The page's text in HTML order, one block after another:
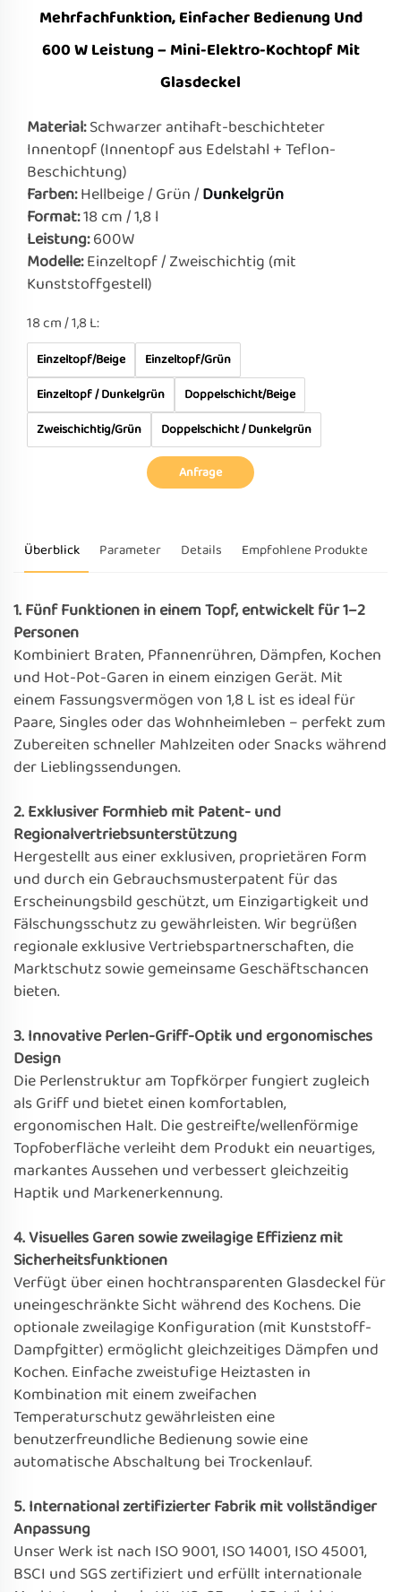
Mehrfachfunktion, Einfacher Bedienung Und
600 W Leistung – Mini-Elektro-Kochtopf Mit
Glasdeckel
Material:Schwarzer antihaft-beschichteter
Innentopf (Innentopf aus Edelstahl + Teflon-
Beschichtung)
Farben:Hellbeige / Grün /Dunkelgrün
Format:18 cm / 1,8 l
Leistung:600W
Modelle:Einzeltopf / Zweischichtig (mit
Kunststoffgestell)
18 cm / 1,8 L:
Einzeltopf/Beige
Einzeltopf/Grün
Einzeltopf / Dunkelgrün
Doppelschicht/Beige
Zweischichtig/Grün
Doppelschicht / Dunkelgrün
Anfrage
Überblick Parameter Details Empfohlene Produkte
1. Fünf Funktionen in einem Topf, entwickelt für 1–2
Personen
Kombiniert Braten, Pfannenrühren, Dämpfen, Kochen
und Hot-Pot-Garen in einem einzigen Gerät. Mit
einem Fassungsvermögen von 1,8 L ist es ideal für
Paare, Singles oder das Wohnheimleben – perfekt zum
Zubereiten schneller Mahlzeiten oder Snacks während
der Lieblingssendungen.
2. Exklusiver Formhieb mit Patent- und
Regionalvertriebsunterstützung
Hergestellt aus einer exklusiven, proprietären Form
und durch ein Gebrauchsmusterpatent für das
Erscheinungsbild geschützt, um Einzigartigkeit und
Fälschungsschutz zu gewährleisten. Wir begrüßen
regionale exklusive Vertriebspartnerschaften, die
Marktschutz sowie gemeinsame Geschäftschancen
bieten.
3. Innovative Perlen-Griff-Optik und ergonomisches
Design
Die Perlenstruktur am Topfkörper fungiert zugleich
als Griff und bietet einen komfortablen,
ergonomischen Halt. Die gestreifte/wellenförmige
Topfoberfläche verleiht dem Produkt ein neuartiges,
markantes Aussehen und verbessert gleichzeitig
Haptik und Markenerkennung.
4. Visuelles Garen sowie zweilagige Effizienz mit
Sicherheitsfunktionen
Verfügt über einen hochtransparenten Glasdeckel für
uneingeschränkte Sicht während des Kochens. Die
optionale zweilagige Konfiguration (mit Kunststoff-
Dampfgitter) ermöglicht gleichzeitiges Dämpfen und
Kochen. Einfache zweistufige Heiztasten in
Kombination mit einem zweifachen
Temperaturschutz gewährleisten eine
benutzerfreundliche Bedienung sowie eine
automatische Abschaltung bei Trockenlauf.
5. International zertifizierter Fabrik mit vollständiger
Anpassung
Unser Werk ist nach ISO 9001, ISO 14001, ISO 45001,
BSCI und SGS zertifiziert und erfüllt internationale